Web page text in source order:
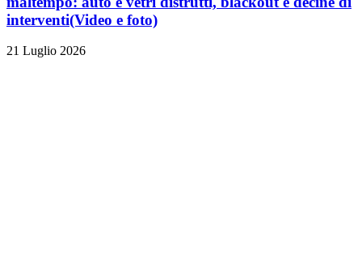
interventi(Video e foto)
21 Luglio 2026